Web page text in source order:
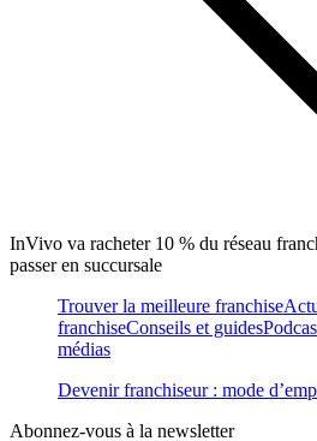
InVivo va racheter 10 % du réseau
passer en succursale
Trouver la meilleure franchise
franchiseConseils et guides
médias
Devenir franchiseur : mode
Abonnez-vous à la newsletter